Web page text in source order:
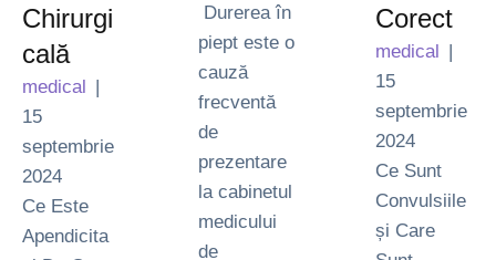
Chirurgi
cală
medical |
15
septembrie
2024
Ce Este
Apendicita
Durerea în
piept este o
cauză
frecventă
de
prezentare
la cabinetul
medicului
de
Corect
medical |
15
septembrie
2024
Ce Sunt
Convulsiile
și Care